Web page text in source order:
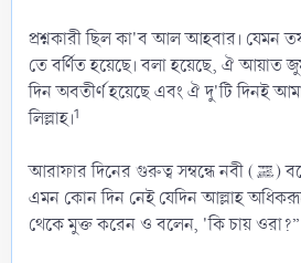
প্রশ্নকারী ছিল কা'ব আল আহবার। যেমন
তে বর্ণিত হয়েছে। বলা হয়েছে, ঐ
দিন অবতীর্ণ হয়েছে এবং ঐ দু'টি দিনই
লিল্লাহ।1
আরাফার দিনের গুরুত্ব সম্বন্ধে নবী (ﷺ) বলেন, “আরাফার দিন ছাড়া
এমন কোন দিন নেই যেদিন আল্লাহ
থেকে মুক্ত করেন ও বলেন, 'কি চায়